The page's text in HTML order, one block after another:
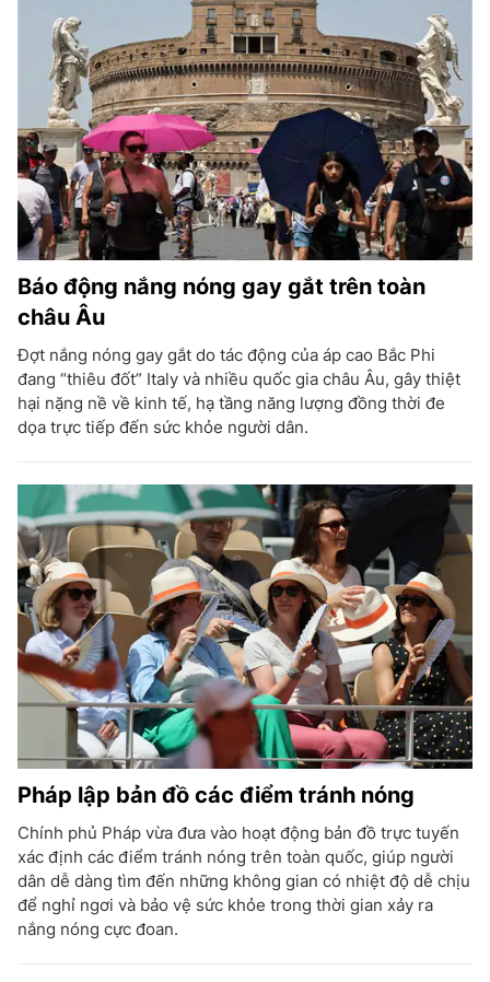
Báo động nắng nóng gay gắt trên toàn
châu Âu
Đợt nắng nóng gay gắt do tác động của áp cao Bắc Phi
đang “thiêu đốt” Italy và nhiều quốc gia châu Âu, gây thiệt
hại nặng nề về kinh tế, hạ tầng năng lượng đồng thời đe
dọa trực tiếp đến sức khỏe người dân.
Pháp lập bản đồ các điểm tránh nóng
Chính phủ Pháp vừa đưa vào hoạt động bản đồ trực tuyến
xác định các điểm tránh nóng trên toàn quốc, giúp người
dân dễ dàng tìm đến những không gian có nhiệt độ dễ chịu
để nghỉ ngơi và bảo vệ sức khỏe trong thời gian xảy ra
nắng nóng cực đoan.